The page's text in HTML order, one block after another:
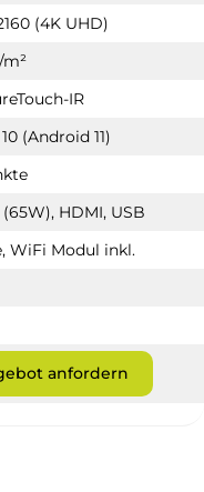
(4K UHD)
m²
IR
(Android 11)
(65W), HDMI, USB
WiFi Modul inkl.
anfordern